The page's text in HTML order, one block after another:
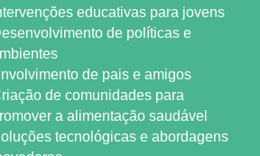
educativas para jovens
de políticas e
de pais e amigos
de comunidades para
a alimentação saudável
tecnológicas e abordagens